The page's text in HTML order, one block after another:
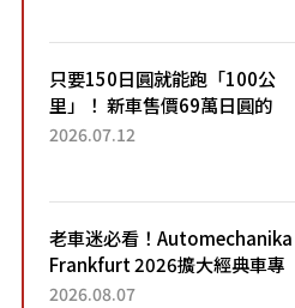
只要150日圓就能跑「100公
里」！ 新車售價69萬日圓的
「3人座」Trike大受歡迎！ 順
2026.07.12
老車迷必看！Automechanika
Frankfurt 2026擴大經典車專
區 1954年珍稀古董車現場修復
2026.08.07